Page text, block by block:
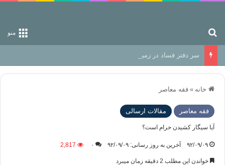
منو
سر دفتر فساد در زمین‌، دوری وکناره‌گیری از راه خداست‌!
خانه » فقه معاصر
فقه معاصر مقالات ارسالی
آیا سیگار کشیدن حرام است؟
۹۲/۰۹/۰۹ آخرین به روز رسانی: ۹۲/۰۹/۰۹ ۰ 2,817
خواندن این مطلب 2 دقیقه زمان میبرد